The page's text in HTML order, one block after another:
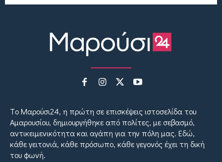
Tο Μαρούσι24, η πρώτη σε επισκέψεις ιστοσελίδα του
Αμαρουσίου, δημιουργήθηκε από πολίτες, με σεβασμό,
αντικειμενικότητα και αγάπη για την πόλη μας. Εδώ,
κάθε γειτονιά, κάθε πρόσωπο, κάθε γεγονός έχει τη δική
του φωνή.